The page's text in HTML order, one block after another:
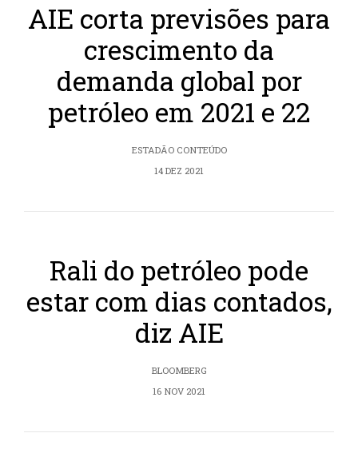
AIE corta previsões para
crescimento da
demanda global por
petróleo em 2021 e 22
ESTADÃO CONTEÚDO
14 DEZ 2021
Rali do petróleo pode
estar com dias contados,
diz AIE
BLOOMBERG
16 NOV 2021